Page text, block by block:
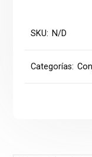
SKU: N/D
Categorías: